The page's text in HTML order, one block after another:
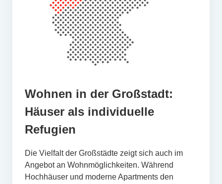
Wohnen in der Großstadt:
Häuser als individuelle
Refugien
Die Vielfalt der Großstädte zeigt sich auch im
Angebot an Wohnmöglichkeiten. Während
Hochhäuser und moderne Apartments den